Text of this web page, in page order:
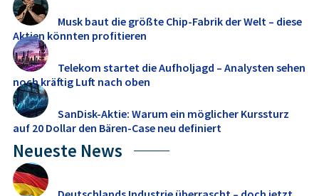
Musk baut die größte Chip-Fabrik der Welt – diese
Aktien könnten profitieren
Telekom startet die Aufholjagd – Analysten sehen
noch kräftig Luft nach oben
SanDisk-Aktie: Warum ein möglicher Kurssturz
auf 20 Dollar den Bären-Case neu definiert
Neueste News